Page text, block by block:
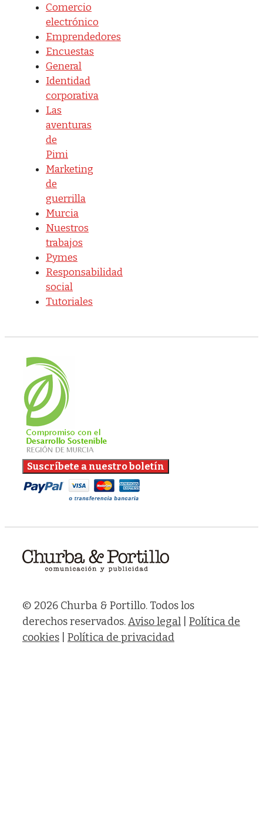
Comercio
electrónico
Emprendedores
Encuestas
General
Identidad
corporativa
Las
aventuras
de
Pimi
Marketing
de
guerrilla
Murcia
Nuestros
trabajos
Pymes
Responsabilidad
social
Tutoriales
© 2026 Churba & Portillo. Todos los
derechos reservados.Aviso legal
Política de
cookies
Política de privacidad